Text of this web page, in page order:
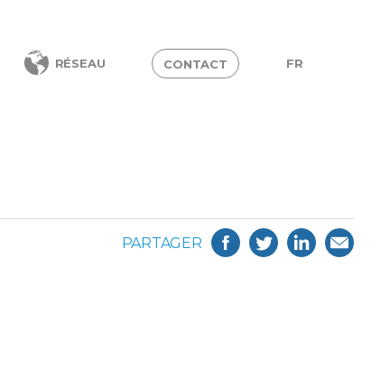
RÉSEAU CONTACT FR
PARTAGER